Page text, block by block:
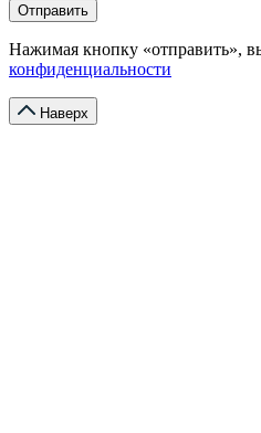
Отправить
Нажимая кнопку «отправить»,
конфиденциальности
Наверх